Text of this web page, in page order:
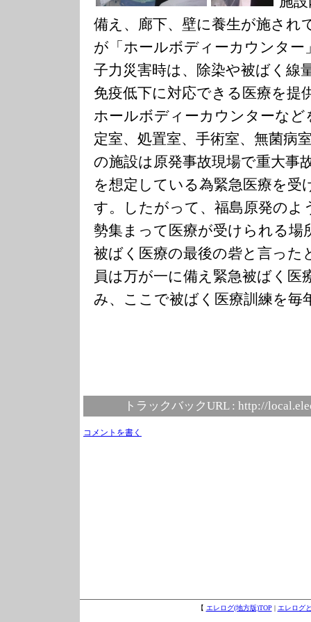
備え、廊下、壁に養生が施され
が「ホールボディーカウンター
子力災害時は、除染や被ばく線
免疫低下に対応できる医療を提
ホールボディーカウンターな
定室、処置室、手術室、無菌病
の施設は原発事故現場で重大事
を想定している為緊急医療を受
す。したがって、福島原発のよ
勢集まって医療が受けられる場
被ばく医療の最後の砦と言った
員は万が一に備え緊急被ばく医
み、ここで被ばく医療訓練を毎
トラックバックURL : http://
コメントを書く
【 エレログ(地方版)TOP | エレログ